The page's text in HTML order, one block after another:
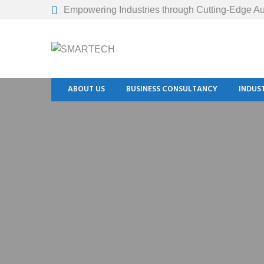
Empowering Industries through Cutting-Edge
ABOUT US BUSINESS CONSULTANCY